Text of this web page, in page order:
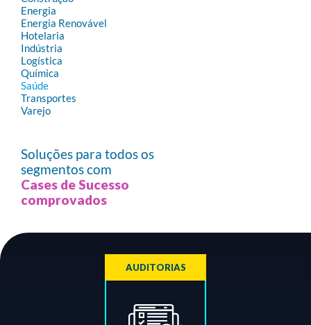
Energia
Energia Renovável
Hotelaria
Indústria
Logística
Química
Saúde
Transportes
Varejo
Soluções para todos os
segmentos com
Cases de Sucesso
comprovados
AUDITORIAS